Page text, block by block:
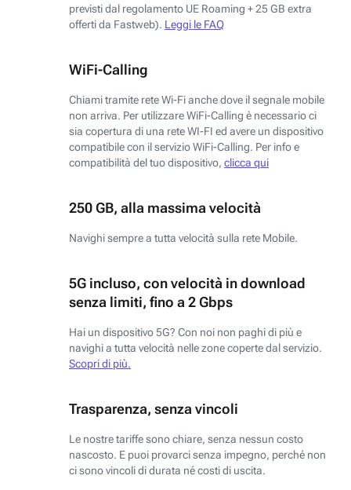
previsti dal regolamento UE Roaming + 25 GB extra
offerti da Fastweb). Leggi le FAQ
WiFi-Calling
Chiami tramite rete Wi-Fi anche dove il segnale mobile
non arriva. Per utilizzare WiFi-Calling è necessario ci
sia copertura di una rete WI-FI ed avere un dispositivo
compatibile con il servizio WiFi-Calling. Per info e
compatibilità del tuo dispositivo, clicca qui
250 GB, alla massima velocità
Navighi sempre a tutta velocità sulla rete Mobile.
5G incluso, con velocità in download
senza limiti, fino a 2 Gbps
Hai un dispositivo 5G? Con noi non paghi di più e
navighi a tutta velocità nelle zone coperte dal servizio.
Scopri di più.
Trasparenza, senza vincoli
Le nostre tariffe sono chiare, senza nessun costo
nascosto. E puoi provarci senza impegno, perché non
ci sono vincoli di durata né costi di uscita.